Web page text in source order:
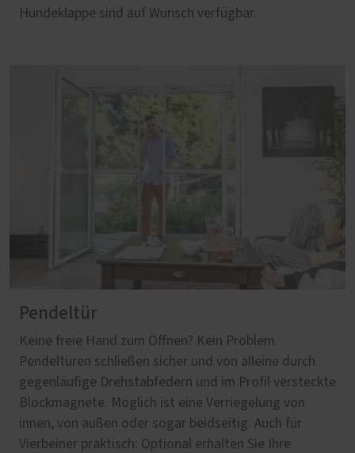
Hundeklappe sind auf Wunsch verfügbar.
Pendeltür
Keine freie Hand zum Öffnen? Kein Problem.
Pendeltüren schließen sicher und von alleine durch
gegenläufige Drehstabfedern und im Profil versteckte
Blockmagnete. Möglich ist eine Verriegelung von
innen, von außen oder sogar beidseitig. Auch für
Vierbeiner praktisch: Optional erhalten Sie Ihre